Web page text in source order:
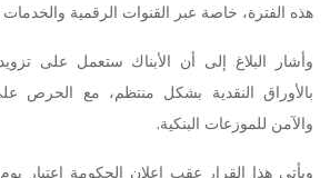
هذه الفترة، خاصة عبر القنوات الرقمية والخدمات
وأشار البلاغ إلى أن الأبناك ستعمل على تزويد
بالأوراق النقدية بشكل منتظم، مع الحرص
والآمن للموزعات البنكية.